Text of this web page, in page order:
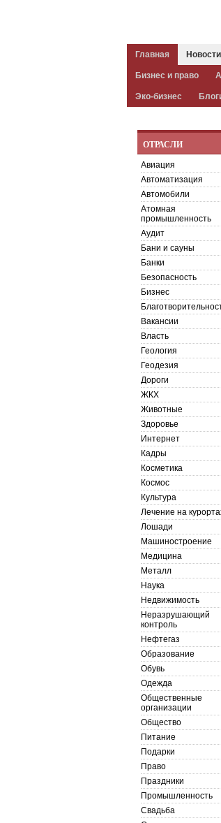
Главная Новости
Бизнес и право
Эко-бизнес
ОТРАСЛИ
Авиация
Автоматизация
Автомобили
Атомная
промышленность
Аудит
Бани и сауны
Банки
Безопасность
Бизнес
Вакансии
Власть
Геология
Геодезия
Дороги
ЖКХ
Животные
Здоровье
Интернет
Кадры
Косметика
Космос
Культура
Лечение на
Лошади
Машиностроение
Медицина
Металл
Наука
Недвижимость
Неразрушающий
контроль
Нефтегаз
Образование
Обувь
Одежда
Общественные
организации
Общество
Питание
Подарки
Право
Праздники
Промышленность
Свадьба